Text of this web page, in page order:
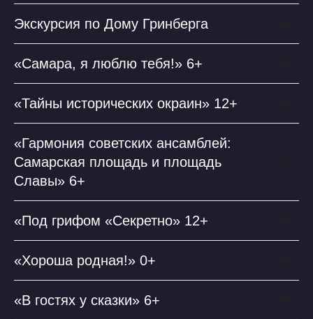
Экскурсия по Дому Гринберга
«Самара, я люблю тебя!» 6+
«Тайны исторических окраин» 12+
«Гармония советских ансамблей:
Самарская площадь и площадь
Славы» 6+
«Под грифом «Секретно» 12+
«Хороша родная!» 0+
«В гостях у сказки» 6+